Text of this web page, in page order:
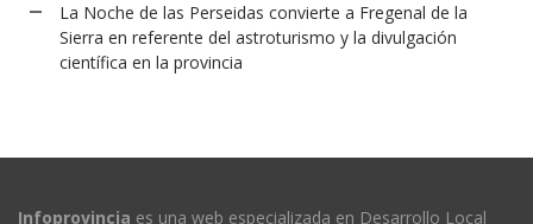
La Noche de las Perseidas convierte a Fregenal de la
Sierra en referente del astroturismo y la divulgación
científica en la provincia
Infoprovincia es una web especializada en Desarrollo Local